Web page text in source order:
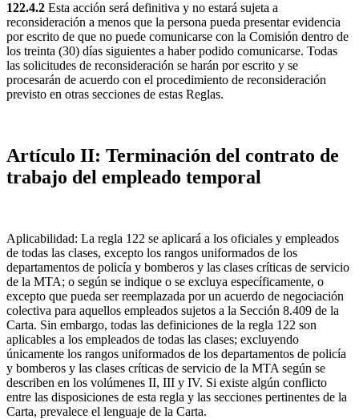
122.4.2 Esta acción será definitiva y no estará sujeta a
reconsideración a menos que la persona pueda presentar evidencia
por escrito de que no puede comunicarse con la Comisión dentro de
los treinta (30) días siguientes a haber podido comunicarse. Todas
las solicitudes de reconsideración se harán por escrito y se
procesarán de acuerdo con el procedimiento de reconsideración
previsto en otras secciones de estas Reglas.
Artículo II: Terminación del contrato de
trabajo del empleado temporal
Aplicabilidad: La regla 122 se aplicará a los oficiales y empleados
de todas las clases, excepto los rangos uniformados de los
departamentos de policía y bomberos y las clases críticas de servicio
de la MTA; o según se indique o se excluya específicamente, o
excepto que pueda ser reemplazada por un acuerdo de negociación
colectiva para aquellos empleados sujetos a la Sección 8.409 de la
Carta. Sin embargo, todas las definiciones de la regla 122 son
aplicables a los empleados de todas las clases; excluyendo
únicamente los rangos uniformados de los departamentos de policía
y bomberos y las clases críticas de servicio de la MTA según se
describen en los volúmenes II, III y IV. Si existe algún conflicto
entre las disposiciones de esta regla y las secciones pertinentes de la
Carta, prevalece el lenguaje de la Carta.